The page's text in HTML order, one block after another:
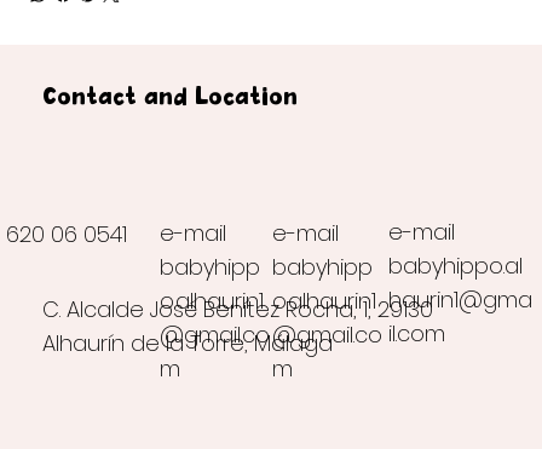
e-mail
babyhipp
o.alhaurin1
@gmail.co
m
Contact and Location
620 06 0541
e-mail
babyhippo.al
haurin1@gma
il.com
C. Alcalde José Benítez Rocha, 1, 29130
Alhaurín de la Torre, Málaga
e-mail
babyhipp
o.alhaurin1
@gmail.co
m